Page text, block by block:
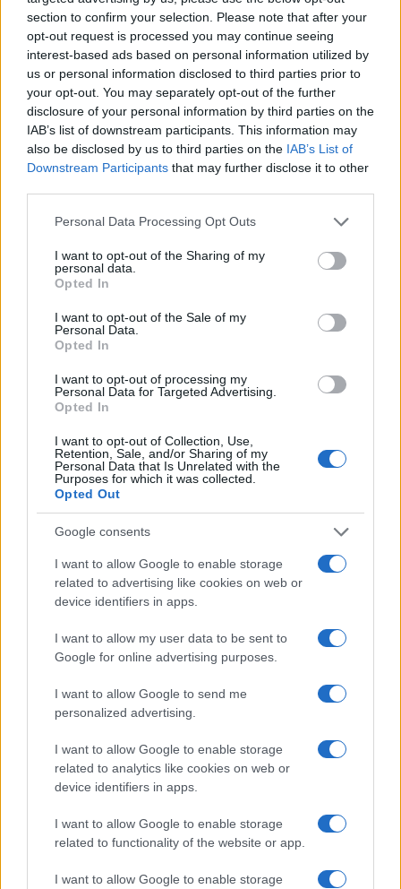
section to confirm your selection. Please note that after your
opt-out request is processed you may continue seeing
interest-based ads based on personal information utilized by
us or personal information disclosed to third parties prior to
your opt-out. You may separately opt-out of the further
disclosure of your personal information by third parties on the
IAB’s list of downstream participants. This information may
also be disclosed by us to third parties on the IAB’s List of
Downstream Participants that may further disclose it to other
Please note that this website/app uses one or more Google
not limited to your visit or usage behaviour. You may click to
grant or deny consent to Google and its third-party tags to
use your data for below specified purposes in below Google
consent section.
Personal Data Processing Opt Outs
I want to opt-out of the Sharing of my
personal data.
Opted In
I want to opt-out of the Sale of my
Personal Data.
Opted In
I want to opt-out of processing my
Personal Data for Targeted Advertising.
Opted In
I want to opt-out of Collection, Use,
Retention, Sale, and/or Sharing of my
Personal Data that Is Unrelated with the
Purposes for which it was collected.
Opted Out
Google consents
I want to allow Google to enable storage
related to advertising like cookies on web or
device identifiers in apps.
I want to allow my user data to be sent to
Google for online advertising purposes.
I want to allow Google to send me
personalized advertising.
I want to allow Google to enable storage
related to analytics like cookies on web or
device identifiers in apps.
I want to allow Google to enable storage
related to functionality of the website or app.
I want to allow Google to enable storage
attrezzature sofisticate: basta avere a disposizione
ortaggi freschi, acqua e sale. Ma attenzione: il sale
è un ingrediente chiave, in quanto crea un
ambiente favorevole ai batteri benefici,
ostacolando al contempo la proliferazione di
microrganismi indesiderati. Una regola generale è
utilizzare circa l’1-3% del peso totale delle verdure
in sale. Pronto a metterti all’opera?
Il primo passo consiste nel preparare le verdure:
lavale accuratamente per eliminare impurità e
tagliale secondo le tue preferenze. Diverse verdure
esempio, cavolo, carote e cetrioli sono molto
utilizzati e hanno tempi che variano da pochi giorni
a qualche settimana. E tu, quale verdura vorresti
provare a fermentare per prima?
Dopo aver preparato le verdure, immergile in una
soluzione salina che deve coprirle completamente.
corretta fermentazione. Per mantenere le verdure
sott’acqua, puoi usare pesi o inserire un peso nel
barattolo. Dopo la chiusura del contenitore, lascia